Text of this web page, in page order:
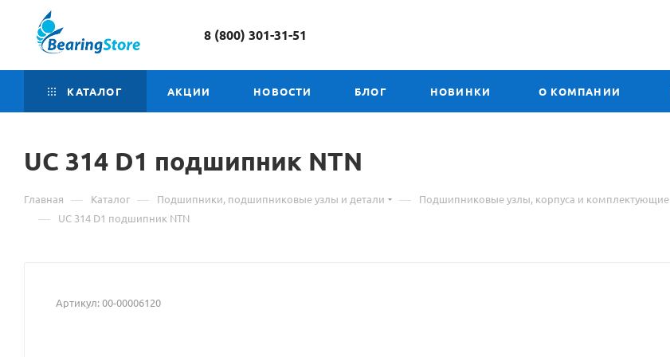
8 (800) 301-31-51
КАТАЛОГ АКЦИИ НОВОСТИ БЛОГ НОВИНКИ О КОМПАНИИ
UC 314 D1 подшипник Материал
о
NTN
Главная — Каталог — Подшипники, подшипниковые узлы и детали — Подшипниковые узлы, корпуса и комплектующие
— UC 314 D1 подшипник NTN
Артикул:00-00006120